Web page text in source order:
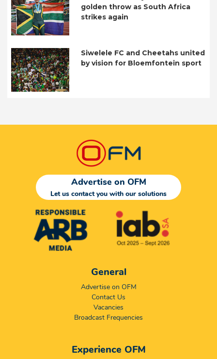
golden throw as South Africa
strikes again
Siwelele FC and Cheetahs united
by vision for Bloemfontein sport
Advertise on OFM
Let us contact you with our solutions
General
Advertise on OFM
Contact Us
Vacancies
Broadcast Frequencies
Experience OFM